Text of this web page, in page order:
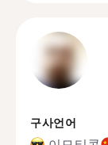
구사언어